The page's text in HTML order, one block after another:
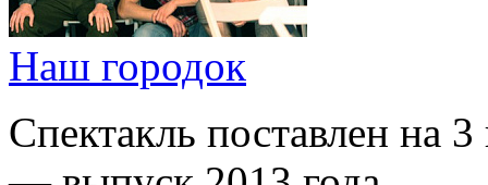
Наш городок
Спектакль поставлен на